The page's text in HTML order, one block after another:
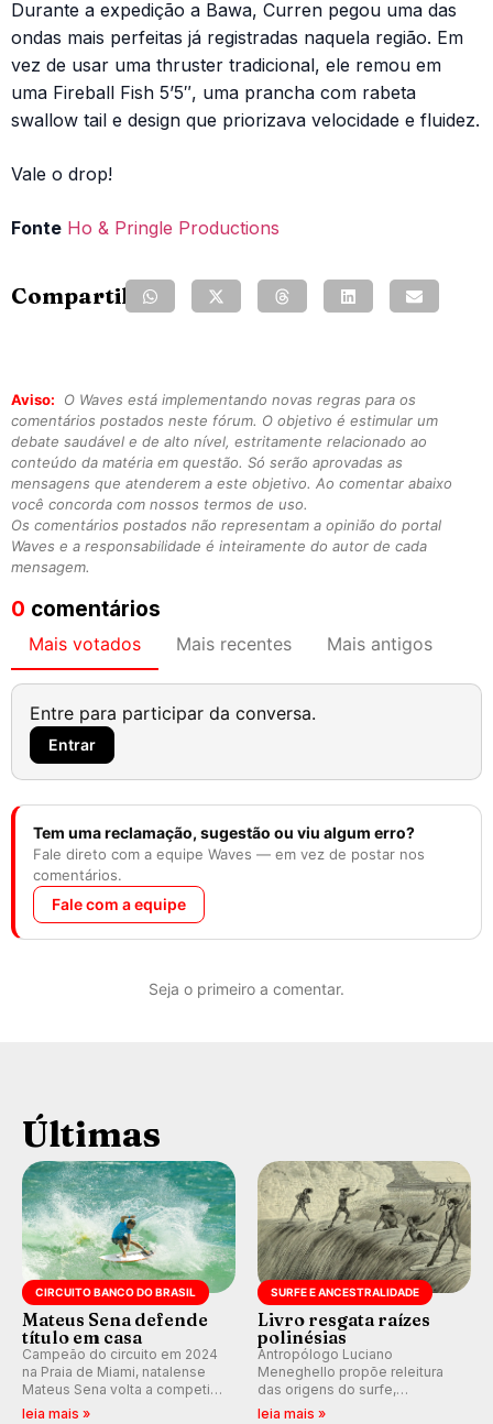
Durante a expedição a Bawa, Curren pegou uma das
ondas mais perfeitas já registradas naquela região. Em
vez de usar uma thruster tradicional, ele remou em
uma Fireball Fish 5’5″, uma prancha com rabeta
swallow tail e design que priorizava velocidade e fluidez.
Vale o drop!
Fonte Ho & Pringle Productions
Compartilhe:
Aviso:
O Waves está implementando novas regras para os
comentários postados neste fórum. O objetivo é estimular um
debate saudável e de alto nível, estritamente relacionado ao
conteúdo da matéria em questão. Só serão aprovadas as
mensagens que atenderem a este objetivo. Ao comentar abaixo
você concorda com nossos termos de uso.
Os comentários postados não representam a opinião do portal
Waves e a responsabilidade é inteiramente do autor de cada
mensagem.
0 comentários
Mais votados Mais recentes Mais antigos
Entre para participar da conversa.
Entrar
Tem uma reclamação, sugestão ou viu algum erro?
Fale direto com a equipe Waves — em vez de postar nos
comentários.
Fale com a equipe
Seja o primeiro a comentar.
Últimas
CIRCUITO BANCO DO BRASIL
Mateus Sena defende
título em casa
Campeão do circuito em 2024
na Praia de Miami, natalense
Mateus Sena volta a competir
em casa em busca de manter a
leia mais »
SURFE E ANCESTRALIDADE
Livro resgata raízes
polinésias
Antropólogo Luciano
Meneghello propõe releitura
das origens do surfe,
resgatando a cultura polinésia
leia mais »